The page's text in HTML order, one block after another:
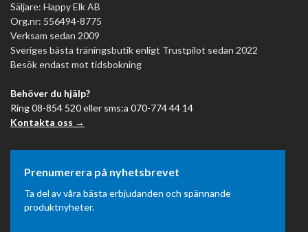
Säljare: Happy Elk AB
Org.nr: 556494-8775
Verksam sedan 2009
Sveriges bästa träningsbutik enligt Trustpilot sedan 2022
Besök endast mot tidsbokning
Behöver du hjälp?
Ring 08-854 520 eller sms:a 070-774 44 14
Kontakta oss →
Prenumerera på nyhetsbrevet
Ta del av våra bästa erbjudanden och spännande
produktnyheter.